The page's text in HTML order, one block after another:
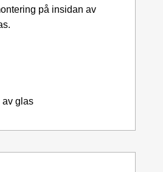
på insidan av
av glas